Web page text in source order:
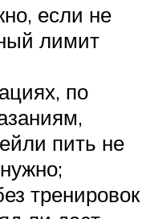
если не
лимит
по
пить не
тренировок